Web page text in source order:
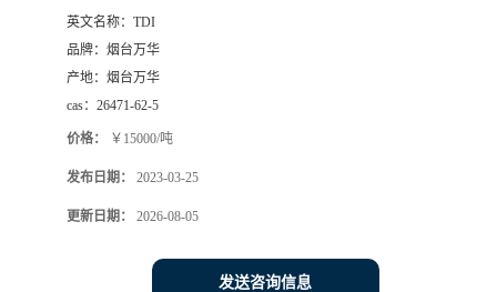
英文名称： TDI
品牌： 烟台万华
产地： 烟台万华
cas： 26471-62-5
价格： ￥15000/吨
发布日期： 2023-03-25
更新日期： 2026-08-05
发送咨询信息